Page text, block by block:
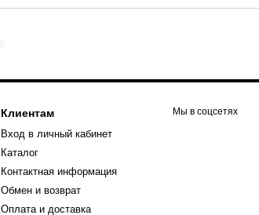
Клиентам
Вход в личный кабинет
Каталог
Контактная информация
Обмен и возврат
Оплата и доставка
Мы в соцсетях